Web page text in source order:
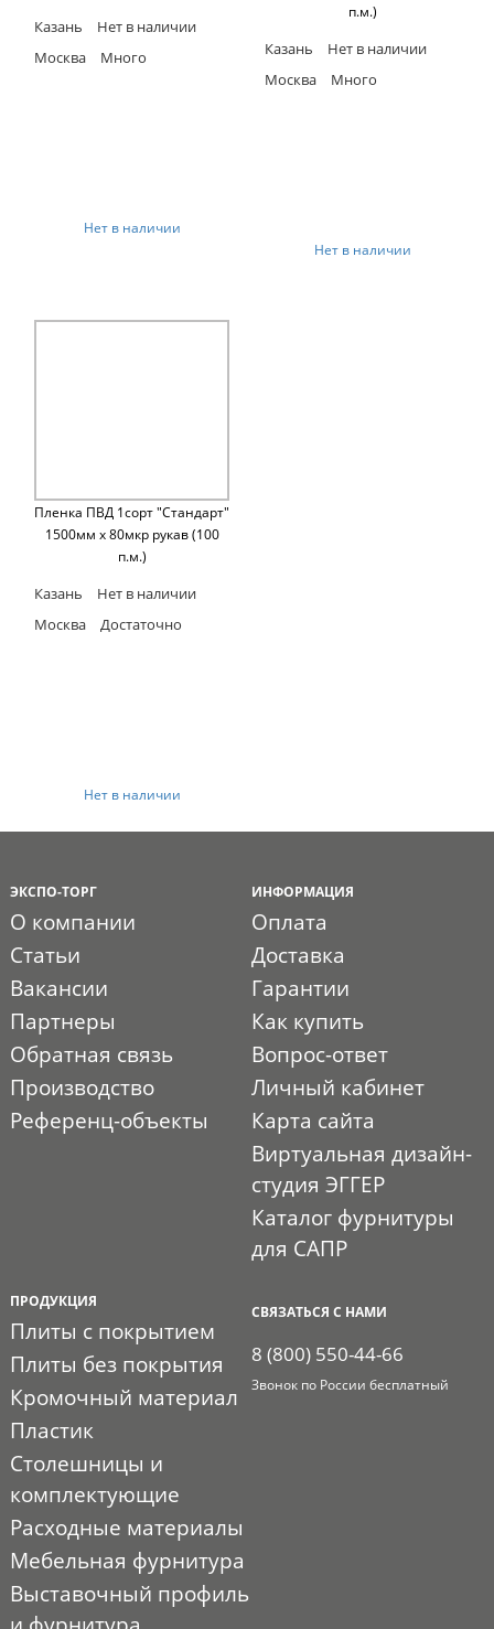
Казань
Нет в наличии
Москва
Много
Нет в наличии
п.м.)
Казань
Нет в наличии
Москва
Много
Нет в наличии
Пленка ПВД 1сорт "Стандарт"
1500мм х 80мкр рукав (100
п.м.)
Казань
Нет в наличии
Москва
Достаточно
Нет в наличии
ЭКСПО-ТОРГ
О компании
Статьи
Вакансии
Партнеры
Обратная связь
Производство
Референц-объекты
ИНФОРМАЦИЯ
Оплата
Доставка
Гарантии
Как купить
Вопрос-ответ
Личный кабинет
Карта сайта
Виртуальная дизайн-
студия ЭГГЕР
Каталог фурнитуры
для САПР
ПРОДУКЦИЯ
Плиты с покрытием
Плиты без покрытия
Кромочный материал
Пластик
Столешницы и
комплектующие
Расходные материалы
Мебельная фурнитура
Выставочный профиль
СВЯЗАТЬСЯ С НАМИ
8 (800) 550-44-66
Звонок по России бесплатный